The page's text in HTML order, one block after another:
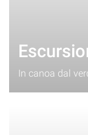
In canoa dal